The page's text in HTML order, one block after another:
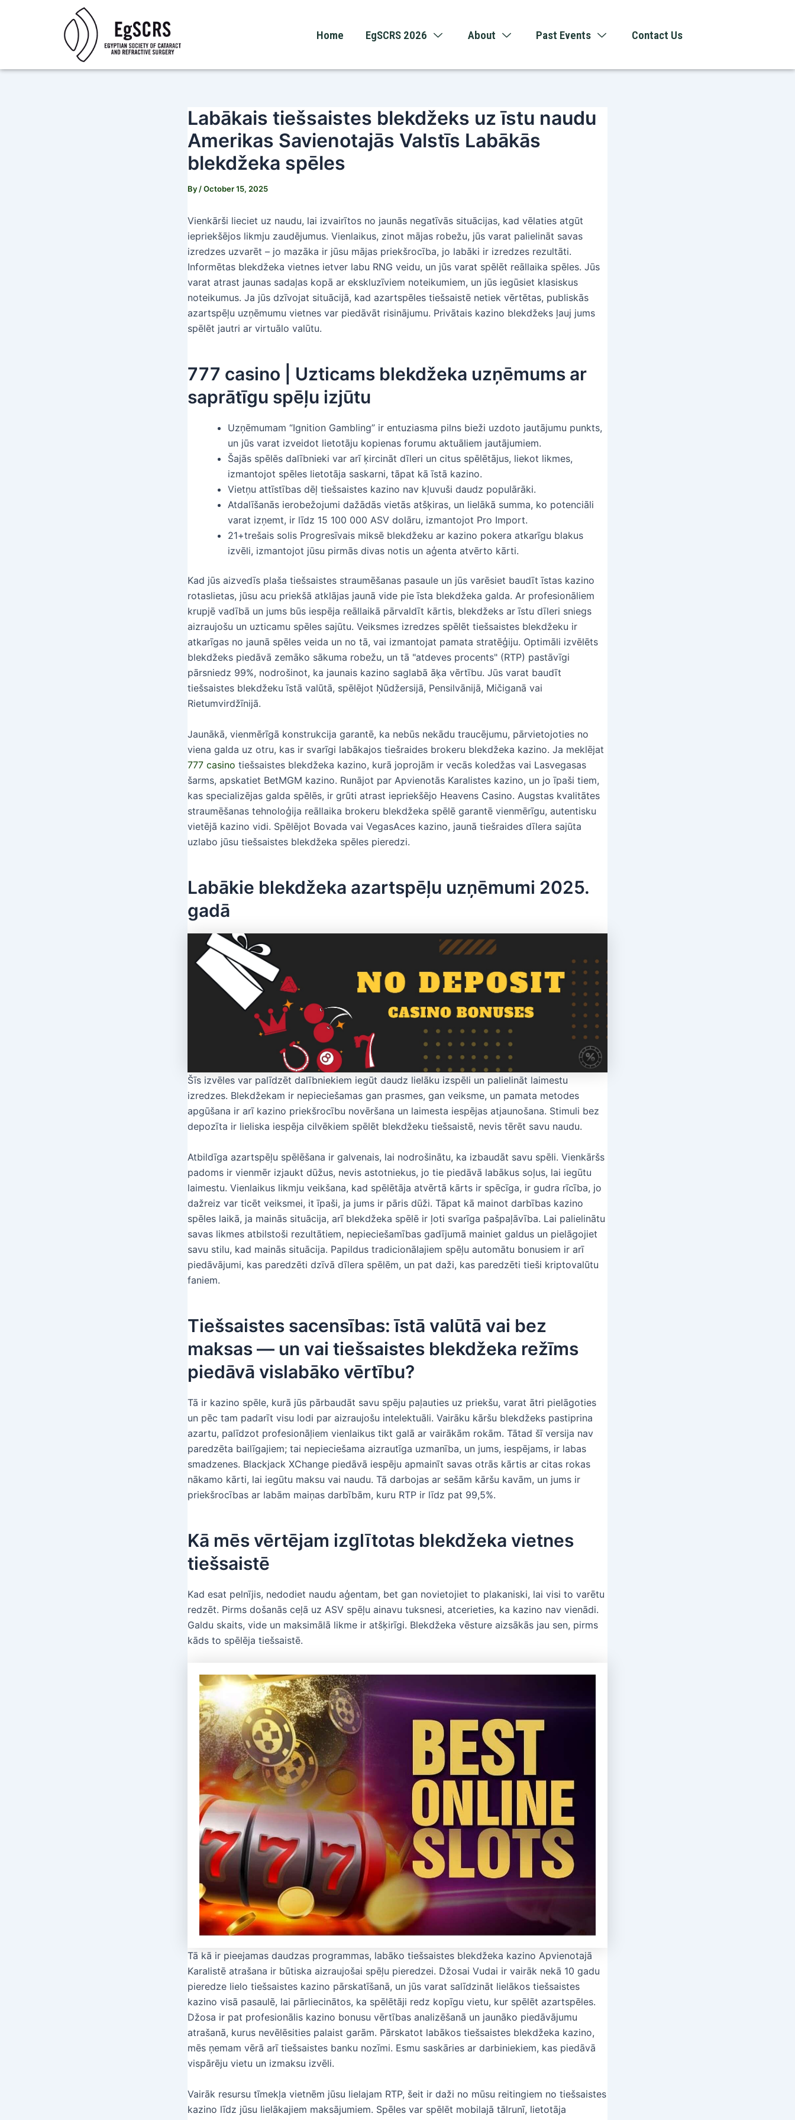
Home EgSCRS 2026 About Past Events Contact Us
Labākais tiešsaistes blekdžeks uz īstu naudu
Amerikas Savienotajās Valstīs Labākās
blekdžeka spēles
By/October 15, 2025
Vienkārši lieciet uz naudu, lai izvairītos no jaunās negatīvās situācijas, kad vēlaties atgūt
iepriekšējos likmju zaudējumus. Vienlaikus, zinot mājas robežu, jūs varat palielināt savas
izredzes uzvarēt – jo mazāka ir jūsu mājas priekšrocība, jo labāki ir izredzes rezultāti.
Informētas blekdžeka vietnes ietver labu RNG veidu, un jūs varat spēlēt reāllaika spēles. Jūs
varat atrast jaunas sadaļas kopā ar ekskluzīviem noteikumiem, un jūs iegūsiet klasiskus
noteikumus. Ja jūs dzīvojat situācijā, kad azartspēles tiešsaistē netiek vērtētas, publiskās
azartspēļu uzņēmumu vietnes var piedāvāt risinājumu. Privātais kazino blekdžeks ļauj jums
spēlēt jautri ar virtuālo valūtu.
777 casino | Uzticams blekdžeka uzņēmums ar
saprātīgu spēļu izjūtu
Uzņēmumam “Ignition Gambling” ir entuziasma pilns bieži uzdoto jautājumu punkts,
un jūs varat izveidot lietotāju kopienas forumu aktuāliem jautājumiem.
Šajās spēlēs dalībnieki var arī ķircināt dīleri un citus spēlētājus, liekot likmes,
izmantojot spēles lietotāja saskarni, tāpat kā īstā kazino.
Vietņu attīstības dēļ tiešsaistes kazino nav kļuvuši daudz populārāki.
Atdalīšanās ierobežojumi dažādās vietās atšķiras, un lielākā summa, ko potenciāli
varat izņemt, ir līdz 15 100 000 ASV dolāru, izmantojot Pro Import.
21+trešais solis Progresīvais miksē blekdžeku ar kazino pokera atkarīgu blakus
izvēli, izmantojot jūsu pirmās divas notis un aģenta atvērto kārti.
Kad jūs aizvedīs plaša tiešsaistes straumēšanas pasaule un jūs varēsiet baudīt īstas kazino
rotaslietas, jūsu acu priekšā atklājas jaunā vide pie īsta blekdžeka galda. Ar profesionāliem
krupjē vadībā un jums būs iespēja reāllaikā pārvaldīt kārtis, blekdžeks ar īstu dīleri sniegs
aizraujošu un uzticamu spēles sajūtu. Veiksmes izredzes spēlēt tiešsaistes blekdžeku ir
atkarīgas no jaunā spēles veida un no tā, vai izmantojat pamata stratēģiju. Optimāli izvēlēts
blekdžeks piedāvā zemāko sākuma robežu, un tā "atdeves procents" (RTP) pastāvīgi
pārsniedz 99%, nodrošinot, ka jaunais kazino saglabā āķa vērtību. Jūs varat baudīt
tiešsaistes blekdžeku īstā valūtā, spēlējot Ņūdžersijā, Pensilvānijā, Mičiganā vai
Rietumvirdžīnijā.
Jaunākā, vienmērīgā konstrukcija garantē, ka nebūs nekādu traucējumu, pārvietojoties no
viena galda uz otru, kas ir svarīgi labākajos tiešraides brokeru blekdžeka kazino. Ja meklējat
777 casino tiešsaistes blekdžeka kazino, kurā joprojām ir vecās koledžas vai Lasvegasas
šarms, apskatiet BetMGM kazino. Runājot par Apvienotās Karalistes kazino, un jo īpaši tiem,
kas specializējas galda spēlēs, ir grūti atrast iepriekšējo Heavens Casino. Augstas kvalitātes
straumēšanas tehnoloģija reāllaika brokeru blekdžeka spēlē garantē vienmērīgu, autentisku
vietējā kazino vidi. Spēlējot Bovada vai VegasAces kazino, jaunā tiešraides dīlera sajūta
uzlabo jūsu tiešsaistes blekdžeka spēles pieredzi.
Labākie blekdžeka azartspēļu uzņēmumi 2025.
gadā
Šīs izvēles var palīdzēt dalībniekiem iegūt daudz lielāku izspēli un palielināt laimestu
izredzes. Blekdžekam ir nepieciešamas gan prasmes, gan veiksme, un pamata metodes
apgūšana ir arī kazino priekšrocību novēršana un laimesta iespējas atjaunošana. Stimuli bez
depozīta ir lieliska iespēja cilvēkiem spēlēt blekdžeku tiešsaistē, nevis tērēt savu naudu.
Atbildīga azartspēļu spēlēšana ir galvenais, lai nodrošinātu, ka izbaudāt savu spēli. Vienkāršs
padoms ir vienmēr izjaukt dūžus, nevis astotniekus, jo tie piedāvā labākus soļus, lai iegūtu
laimestu. Vienlaikus likmju veikšana, kad spēlētāja atvērtā kārts ir spēcīga, ir gudra rīcība, jo
dažreiz var ticēt veiksmei, it īpaši, ja jums ir pāris dūži. Tāpat kā mainot darbības kazino
spēles laikā, ja mainās situācija, arī blekdžeka spēlē ir ļoti svarīga pašpaļāvība. Lai palielinātu
savas likmes atbilstoši rezultātiem, nepieciešamības gadījumā mainiet galdus un pielāgojiet
savu stilu, kad mainās situācija. Papildus tradicionālajiem spēļu automātu bonusiem ir arī
piedāvājumi, kas paredzēti dzīvā dīlera spēlēm, un pat daži, kas paredzēti tieši kriptovalūtu
faniem.
Tiešsaistes sacensības: īstā valūtā vai bez
maksas — un vai tiešsaistes blekdžeka režīms
piedāvā vislabāko vērtību?
Tā ir kazino spēle, kurā jūs pārbaudāt savu spēju paļauties uz priekšu, varat ātri pielāgoties
un pēc tam padarīt visu lodi par aizraujošu intelektuāli. Vairāku kāršu blekdžeks pastiprina
azartu, palīdzot profesionāļiem vienlaikus tikt galā ar vairākām rokām. Tātad šī versija nav
paredzēta bailīgajiem; tai nepieciešama aizrautīga uzmanība, un jums, iespējams, ir labas
smadzenes. Blackjack XChange piedāvā iespēju apmainīt savas otrās kārtis ar citas rokas
nākamo kārti, lai iegūtu maksu vai naudu. Tā darbojas ar sešām kāršu kavām, un jums ir
priekšrocības ar labām maiņas darbībām, kuru RTP ir līdz pat 99,5%.
Kā mēs vērtējam izglītotas blekdžeka vietnes
tiešsaistē
Kad esat pelnījis, nedodiet naudu aģentam, bet gan novietojiet to plakaniski, lai visi to varētu
redzēt. Pirms došanās ceļā uz ASV spēļu ainavu tuksnesi, atcerieties, ka kazino nav vienādi.
Galdu skaits, vide un maksimālā likme ir atšķirīgi. Blekdžeka vēsture aizsākās jau sen, pirms
kāds to spēlēja tiešsaistē.
Tā kā ir pieejamas daudzas programmas, labāko tiešsaistes blekdžeka kazino Apvienotajā
Karalistē atrašana ir būtiska aizraujošai spēļu pieredzei. Džosai Vudai ir vairāk nekā 10 gadu
pieredze lielo tiešsaistes kazino pārskatīšanā, un jūs varat salīdzināt lielākos tiešsaistes
kazino visā pasaulē, lai pārliecinātos, ka spēlētāji redz kopīgu vietu, kur spēlēt azartspēles.
Džosa ir pat profesionālis kazino bonusu vērtības analizēšanā un jaunāko piedāvājumu
atrašanā, kurus nevēlēsities palaist garām. Pārskatot labākos tiešsaistes blekdžeka kazino,
mēs ņemam vērā arī tiešsaistes banku nozīmi. Esmu saskāries ar darbiniekiem, kas piedāvā
vispārēju vietu un izmaksu izvēli.
Vairāk resursu tīmekļa vietnēm jūsu lielajam RTP, šeit ir daži no mūsu reitingiem no tiešsaistes
kazino līdz jūsu lielākajiem maksājumiem. Spēles var spēlēt mobilajā tālrunī, lietotāja